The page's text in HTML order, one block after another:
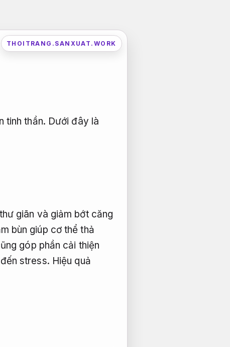
THOITRANG.SANXUAT.WORK
tinh thần. Dưới đây là
giãn và giảm bớt căng
bùn giúp cơ thể thả
góp phần cải thiện
stress. Hiệu quả